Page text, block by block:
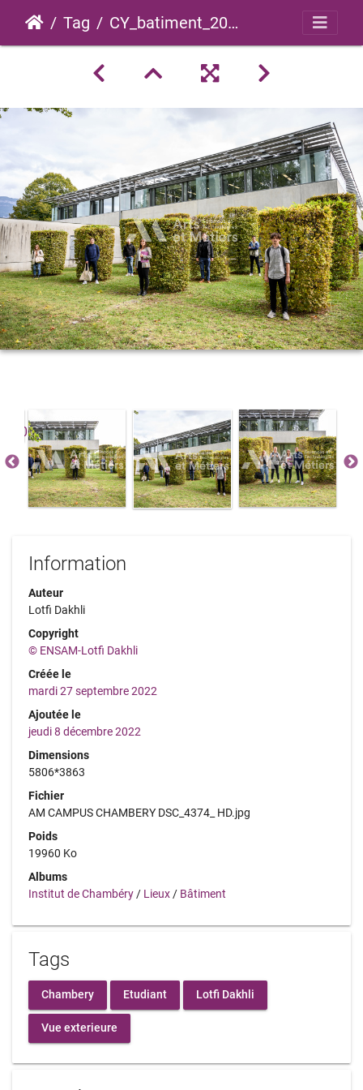
Tag CY_batiment_2022_0006
Information
Auteur
Lotfi Dakhli
Copyright
© ENSAM-Lotfi Dakhli
Créée le
mardi 27 septembre 2022
Ajoutée le
jeudi 8 décembre 2022
Dimensions
5806*3863
Fichier
AM CAMPUS CHAMBERY DSC_4374_ HD.jpg
Poids
19960 Ko
Albums
Institut de Chambéry / Lieux / Bâtiment
Tags
Chambery Etudiant Lotfi Dakhli
Vue exterieure